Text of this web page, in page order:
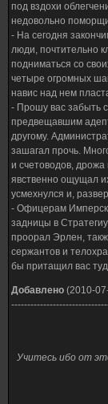
под вздохи
недовольно
- На сегодня
люди, почтительно
подниматься со
четыре огромных
навис над нем
- Прошу вас забыть
предвещавшим
другому.
зашагал прочь.
и счетоводов,
явственно ощущал
усмехнулся и,
- Офицерам
задницы в
проорал Эрлен,
сержантов и
бы притащил вас
Добавлено (2010-
Учитесь ибо от